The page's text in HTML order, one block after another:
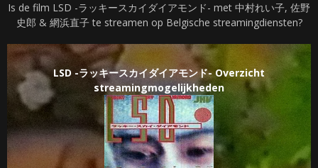
Is de film LSD -ラッキースカイダイアモンド- met 中村れい子, 佐野
史郎 & 網浜直子 te streamen op Belgische streamingdiensten?
LSD -ラッキースカイダイアモンド- Overzicht
streamingmogelijkheden